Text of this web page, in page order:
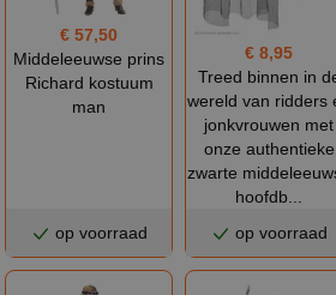
€ 57,50
Middeleeuwse prins
Richard kostuum
man
op voorraad
€ 8,95
Treed binnen in
wereld van ridders
jonkvrouwen met
onze authentieke
zwarte
hoofdb...
op voorraad